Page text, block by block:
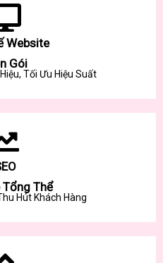
Website
Gói
Tối Ưu Hiệu Suất
Thể
Hút Khách Hàng